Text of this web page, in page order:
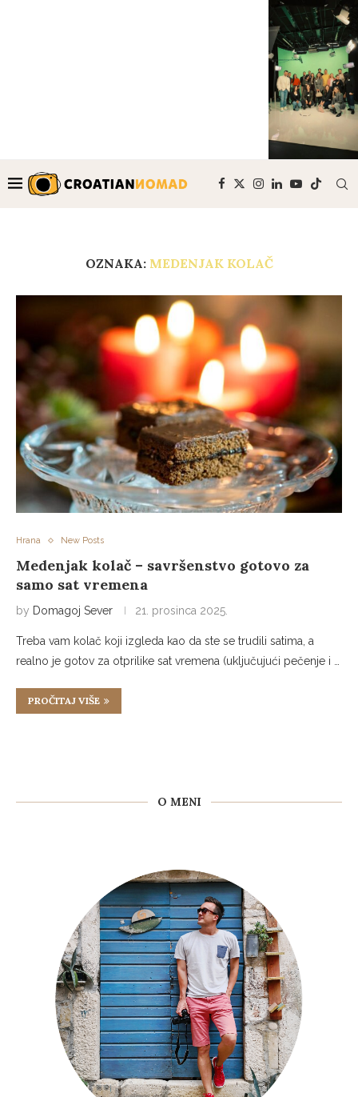
OZNAKA: MEDENJAK KOLAČ
Hrana New Posts
Medenjak kolač – savršenstvo gotovo za
samo sat vremena
by Domagoj Sever 21. prosinca 2025.
Treba vam kolač koji izgleda kao da ste se trudili satima, a
realno je gotov za otprilike sat vremena (uključujući pečenje i …
PROČITAJ VIŠE
O MENI